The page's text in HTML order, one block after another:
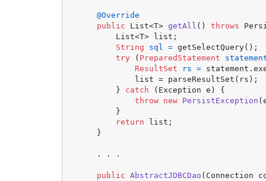
@Override
public List<T> getAll () throws
        List<T> list;
String
sql = getSelectQuery();
try ( PreparedStatement
ResultSet
rs =
            list = parseResultSet(rs);
        }
catch (Exception e) {
throw new PersistException
        }
return list;
    }
    . . .
public AbstractJDBCDao (Connection